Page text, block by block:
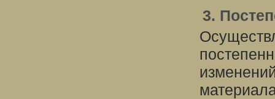
3.